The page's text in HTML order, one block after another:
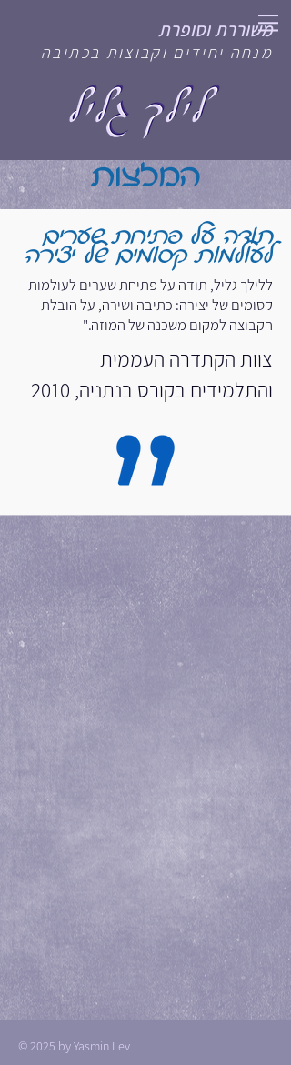
משוררת וסופרת
מנחה יחידים וקבוצות בכתיבה
המלצות
תודה על פתיחת שערים
לעולמות קסומים של יצירה
ללילך גליל, תודה על פתיחת שערים לעולמות
קסומים של יצירה: כתיבה ושירה, על הובלת
הקבוצה למקום משכנה של המוזה."
צוות הקתדרה העממית
והתלמידים בקורס בנתניה, 2010
© 2025 by Yasmin Lev